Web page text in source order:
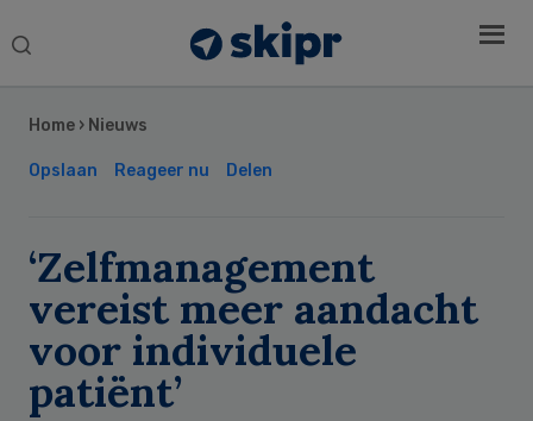
Search
Home › Nieuws
Opslaan Reageer nu Delen
‘Zelfmanagement
vereist meer aandacht
voor individuele
patiënt’
Sidebar